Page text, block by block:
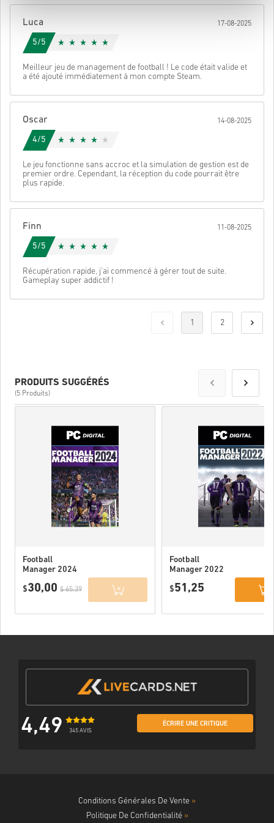
accéder à ton code.
Luca 17-08-2025
5/5
Meilleur jeu de management de football ! Le code était valide et
a été ajouté immédiatement à mon compte Steam.
Oscar 14-08-2025
4/5
Le jeu fonctionne sans accroc et la simulation de gestion est de
premier ordre. Cependant, la réception du code pourrait être
plus rapide.
Finn 11-08-2025
5/5
Récupération rapide, j'ai commencé à gérer tout de suite.
Gameplay super addictif !
1 2
PRODUITS SUGGÉRÉS
(5 Produits)
Football
Manager 2024
Website) EU
$30,00 $ 65,39
Football
Manager 2022
$51,25
4,49 345 AVIS
ÉCRIRE UNE CRITIQUE
Conditions Générales De Vente »
Politique De Confidentialité »